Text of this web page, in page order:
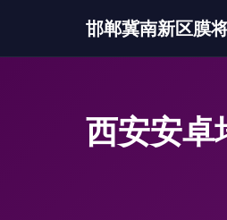
西安安卓